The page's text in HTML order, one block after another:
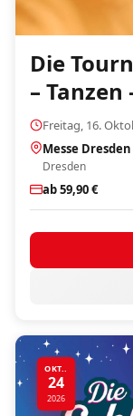
Die
– Tanzen
Freitag, 16.
Messe Dresden
Dresden
ab 59,90 €
OKT..
24
2026